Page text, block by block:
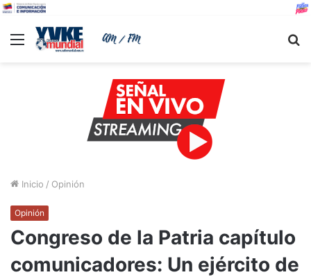
Menu
Inicio / Opinión
Opinión
Congreso de la Patria capítulo
comunicadores: Un ejército de